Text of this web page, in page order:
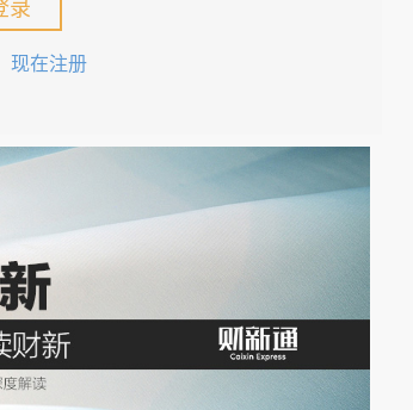
获得最佳健康效果的持续讨论做出贡
健康》的目的是为了满足人们对草药
空白。在人们对自然疗法和整体健康
如何利用多种草本植物的综合益处的
有关草本植物组合协同作用的宝贵见
选择。其目标是提供一种将传统智慧
本爱好者、从业者以及任何寻求整体
录
现在注册